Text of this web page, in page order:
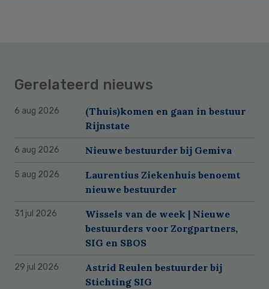
Gerelateerd nieuws
6 aug 2026
(Thuis)komen en gaan in bestuur
Rijnstate
6 aug 2026 Nieuwe bestuurder bij Gemiva
5 aug 2026
Laurentius Ziekenhuis benoemt
nieuwe bestuurder
31 jul 2026
Wissels van de week | Nieuwe
bestuurders voor Zorgpartners,
SIG en SBOS
29 jul 2026
Astrid Reulen bestuurder bij
Stichting SIG